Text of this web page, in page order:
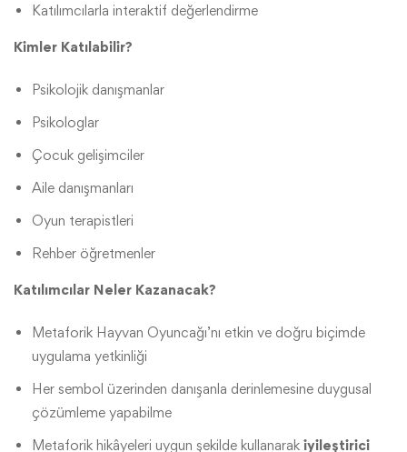
Katılımcılarla interaktif değerlendirme
Kimler Katılabilir?
Psikolojik danışmanlar
Psikologlar
Çocuk gelişimciler
Aile danışmanları
Oyun terapistleri
Rehber öğretmenler
Katılımcılar Neler Kazanacak?
Metaforik Hayvan Oyuncağı’nı etkin ve doğru biçimde
uygulama yetkinliği
Her sembol üzerinden danışanla derinlemesine duygusal
çözümleme yapabilme
Metaforik hikâyeleri uygun şekilde kullanarak iyileştirici